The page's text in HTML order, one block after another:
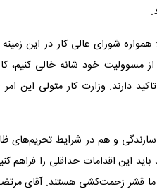
شورای عالی کار در این
مسوولیت خود شانه خالی کنیم،
دارند. وزارت کار متولی این
و هم در شرایط تحریم‌های
این اقدامات حداقلی را فراهم
ما قشر زحمت‌کشی هستند. آقای